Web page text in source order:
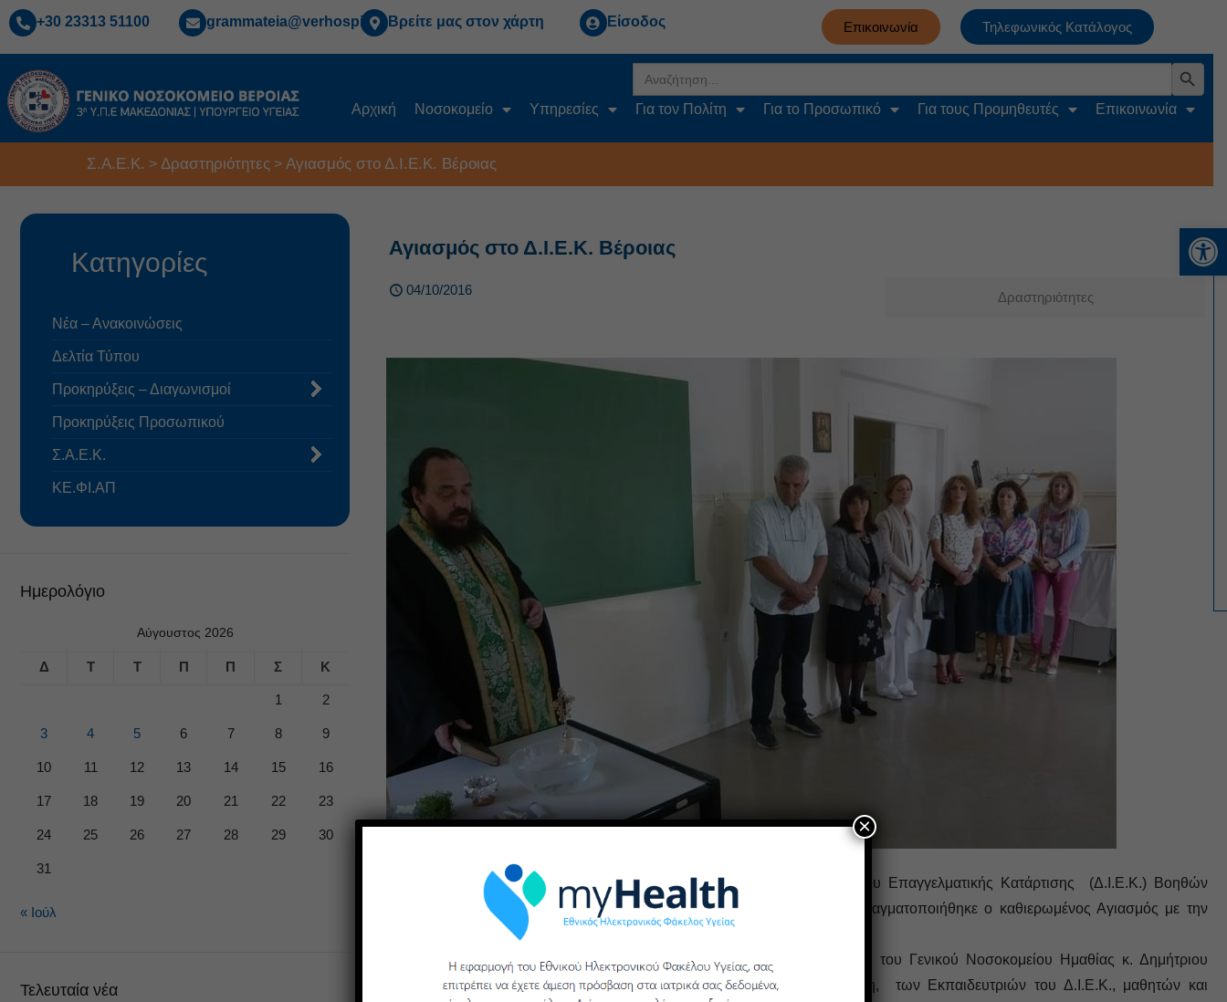
+30 23313 51100 grammateia@verhospi.gr Βρείτε μας στον χάρτη Είσοδος Επικοινωνία Τηλεφωνικός Κατάλογος
for:
Search Button
Αρχική Νοσοκομείο Υπηρεσίες Για τον Πολίτη Για το Προσωπικό Για τους Προμηθευτές Επικοινωνία
Σ.Α.Ε.Κ. > Δραστηριότητες > Αγιασμός στο Δ.Ι.Ε.Κ. Βέροιας
Αγιασμός στο Δ.Ι.Ε.Κ. Βέροιας
04/10/2016 Δραστηριότητες
Τη Δευτέρα 3 Οκτωβρίου 2016 στους χώρους του Δημόσιου Ινστιτούτου Επαγγελματικής Κατάρτισης (Δ.Ι.Ε.Κ.) Βοηθών
Νοσηλευτικής του Γενικού Νοσοκομείου Ημαθίας (Μονάδα Βέροιας), πραγματοποιήθηκε ο καθιερωμένος Αγιασμός με την
έναρξη της σχολικής χρονιάς.
Η τελετή του Αγιασμού πραγματοποιήθηκε παρουσία του νέου Διοικητή του Γενικού Νοσοκομείου Ημαθίας κ. Δημήτριου
Μαυρογιώργου, της Διευθύντριας του Δ.Ι.Ε.Κ. κ. Δέσποινας Γεωργιτζίκη, των Εκπαιδευτριών του Δ.Ι.Ε.Κ., μαθητών και
Κατηγορίες
Νέα – Ανακοινώσεις
Δελτία Τύπου
Προκηρύξεις – Διαγωνισμοί
Προκηρύξεις Προσωπικού
Σ.Α.Ε.Κ.
ΚΕ.ΦΙ.ΑΠ
Ημερολόγιο
Αύγουστος 2026
Δ Τ Τ Π Π Σ Κ
1 2
3 4 5 6 7 8 9
10 11 12 13 14 15 16
17 18 19 20 21 22 23
24 25 26 27 28 29 30
31
« Ιούλ
Τελευταία νέα
×